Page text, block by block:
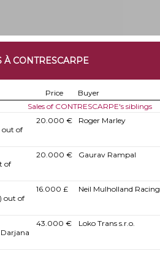
À CONTRESCARPE
Price Buyer
Sales of CONTRESCARPE's siblings
out of
20.000 € Roger Marley
of
20.000 € Gaurav Rampal
out of
16.000 £ Neil Mulholland Racing
43.000 € Loko Trans s.r.o.